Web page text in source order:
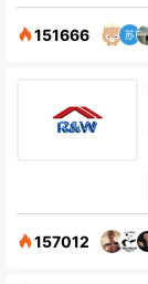
151666
157012